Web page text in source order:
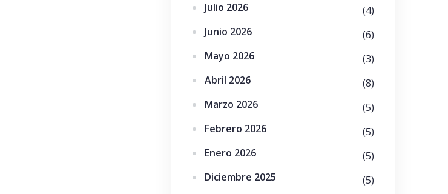
Julio 2026
(4)
Junio 2026
(6)
Mayo 2026
(3)
Abril 2026
(8)
Marzo 2026
(5)
Febrero 2026
(5)
Enero 2026
(5)
Diciembre 2025
(5)